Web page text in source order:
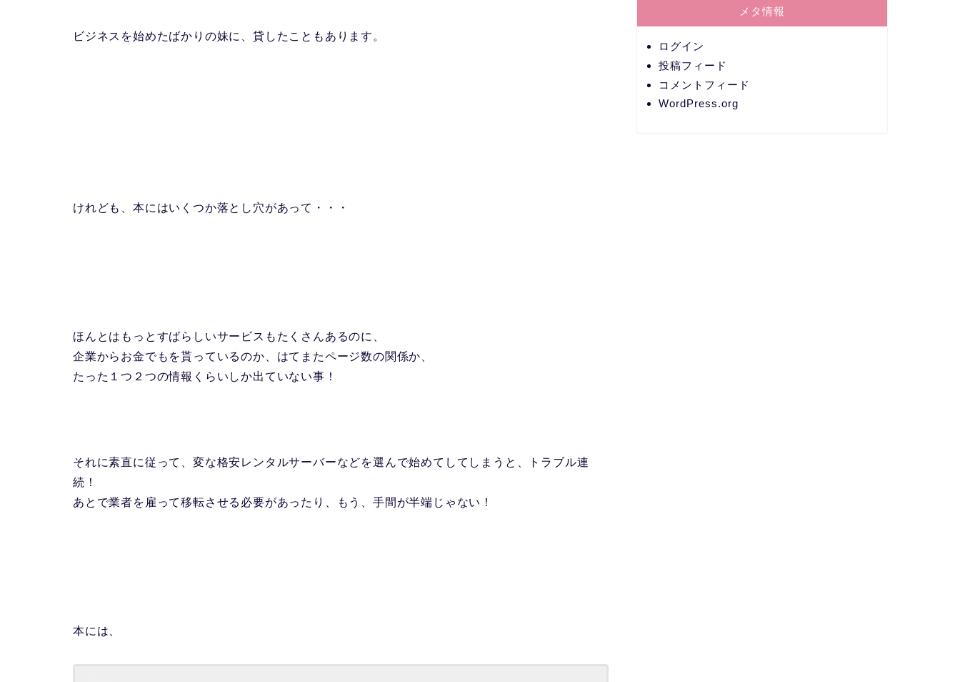
ビジネスを始めたばかりの妹に、貸したこともあります。
けれども、本にはいくつか落とし穴があって・・・
ほんとはもっとすばらしいサービスもたくさんあるのに、
企業からお金でもを貰っているのか、はてまたページ数の関係か、
たった１つ２つの情報くらいしか出ていない事！
それに素直に従って、変な格安レンタルサーバーなどを選んで始めてしてしまうと、トラブル連
続！
あとで業者を雇って移転させる必要があったり、もう、手間が半端じゃない！
本には、
メタ情報
ログイン
投稿フィード
コメントフィード
WordPress.org